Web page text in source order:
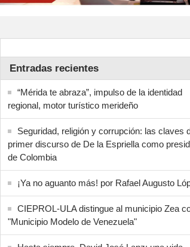
Entradas recientes
“Mérida te abraza”, impulso de la identidad
regional, motor turístico merideño
Seguridad, religión y corrupción: las claves
primer discurso de De la Espriella como
de Colombia
¡Ya no aguanto más! por Rafael Augusto
CIEPROL-ULA distingue al municipio Zea
"Municipio Modelo de Venezuela"